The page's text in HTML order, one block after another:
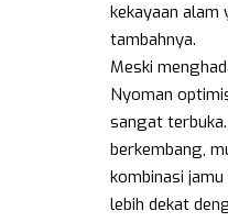
kekayaan alam
tambahnya.
Meski
Nyoman
sangat
berkembang,
kombinasi
lebih dekat